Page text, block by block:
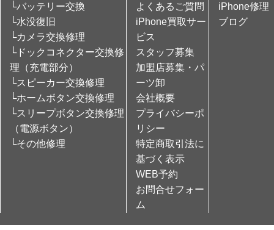
└バッテリー交換
└水没復旧
└カメラ交換修理
└ドックコネクター交換修
理（充電部分）
└スピーカー交換修理
└ホームボタン交換修理
└スリープボタン交換修理
（電源ボタン）
└その他修理
よくあるご質問
iPhone買取サー
ビス
スタッフ募集
加盟店募集・パ
ーツ卸
会社概要
プライバシーポ
リシー
特定商取引法に
基づく表示
WEB予約
お問合せフォー
ム
iPhone修理
ブログ